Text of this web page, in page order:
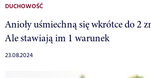
DUCHOWOŚĆ
Anioły uśmiechną się wkrótce do 2
Ale stawiają im 1 warunek
23.08.2024